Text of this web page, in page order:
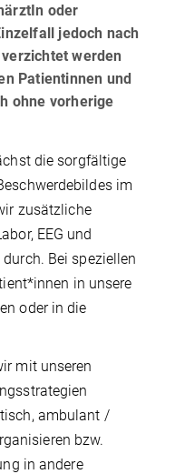
oder
jedoch nach
werden
Patientinnen und
ohne vorherige
die sorgfältige
im
zusätzliche
EEG und
Bei speziellen
in unsere
oder in die
mit unseren
ambulant /
bzw.
in andere